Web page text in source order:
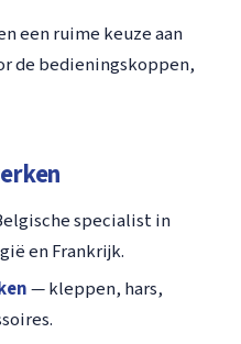
een ruime keuze aan
de bedieningskoppen,
specialist in
en Frankrijk.
— kleppen, hars,